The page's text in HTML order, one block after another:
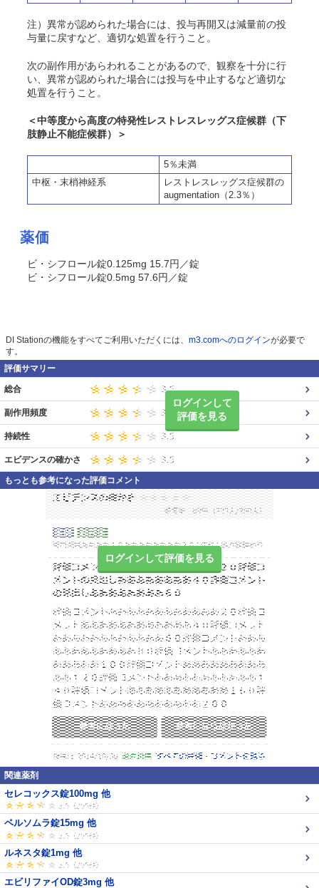
注）異常が認められた場合には、投与再開又は減量前の投
与量に戻すなど、適切な処置を行うこと。
次の副作用があらわれることがあるので、観察を十分に行
い、異常が認められた場合には投与を中止するなど適切な
処置を行うこと。
＜中等度から高度の特発性レストレスレッグス症候群（下
肢静止不能症候群）＞
5％未満
中枢・末梢神経系
レストレスレッグス症候群の
augmentation（2.3％）
薬価
ビ・シフロール錠0.125mg 15.7円／錠
ビ・シフロール錠0.5mg 57.6円／錠
DI Stationの機能をすべてご利用いただくには、 m3.comへのログインが必要で
す。
評価サマリー
ログインして
評価を見る
総合
副作用頻度
持続性
エビデンスの確かさ
もっとも参考になった評価コメント
ログインして評価を見る
関連薬剤
セレコックス錠100mg 他
ベルソムラ錠15mg 他
ルネスタ錠1mg 他
エビリファイOD錠3mg 他